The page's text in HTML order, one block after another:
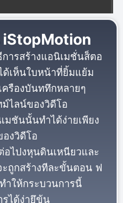
การสร้างแอนิเมชั่นส็ตอ
เห็นใบหน้าที่ยิ้มแย้ม
ครืองบันททึกหลายๆ
ไลน์ของวิดีโอ
มชันนั้นทำได้ง่ายเพียง
งวิดีโอ
ไปงหุนดินเหนียวและ
ถูกสร้างทีละขั้นตอน ฟ
ำให้กระบวนการนี้
รได้ง่ายึข้น